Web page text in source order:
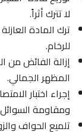
لا تترك أثراً.
ترك المادة العازلة
للرخام.
إزالة الفائض من
المظهر الجمالي.
إجراء اختبار
ومقاومة السوائل.
تلميع الحواف